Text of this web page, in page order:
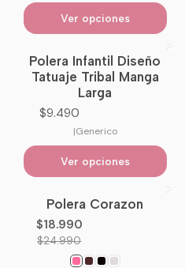
Ver opciones
Polera Infantil Diseño
Tatuaje Tribal Manga
Larga
$9.490
|Generico
Ver opciones
-24%OFF
Polera Corazon
$18.990
$24.990